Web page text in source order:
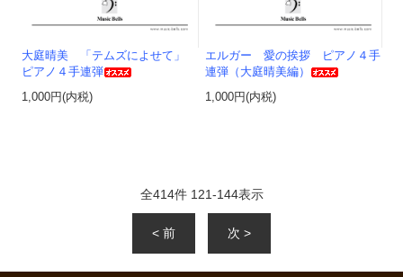
大庭晴美 「テムズによせて」
ピアノ４手連弾
1,000円(内税)
エルガー 愛の挨拶 ピアノ４手
連弾（大庭晴美編）
1,000円(内税)
全414件 121-144表示
< 前 次 >